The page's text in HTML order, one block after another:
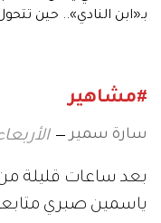
بـ«ابن النادي».. حين
#مشاهير
سارة سمير الأربعاء 27 ابريل
بعد ساعات قليلة
ياسمين صبري